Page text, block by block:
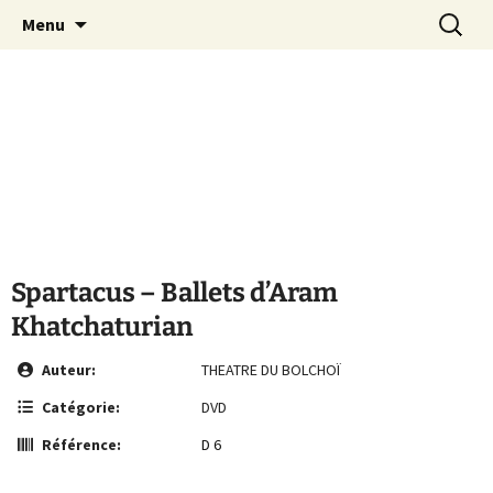
MCA Vienne
Le site de la Maison de la Culture
Arménienne de Vienne
Menu
Spartacus – Ballets d’Aram
Khatchaturian
Auteur:
THEATRE DU BOLCHOÏ
Catégorie:
DVD
Référence:
D 6